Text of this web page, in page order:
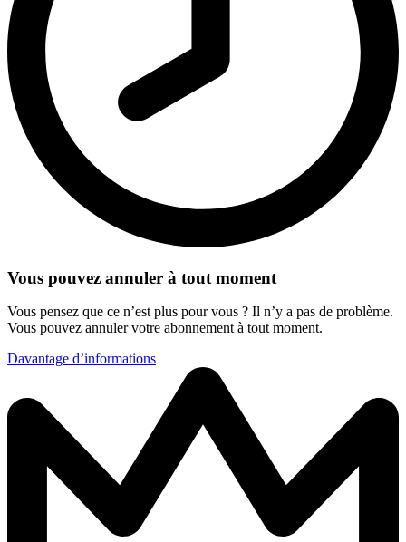
Vous pouvez annuler à tout moment
Vous pensez que ce n’est plus pour vous ? Il n’y a pas de problème.
Vous pouvez annuler votre abonnement à tout moment.
Davantage d’informations